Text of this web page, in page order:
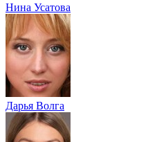
Нина Усатова
Дарья Волга